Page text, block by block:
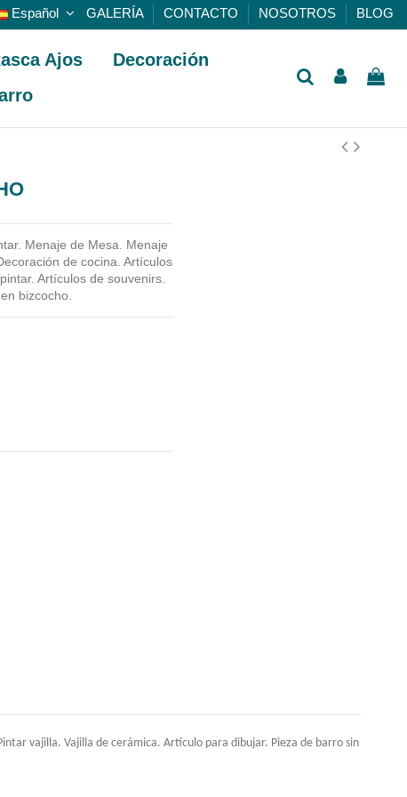
Español GALERÍA CONTACTO NOSOTROS BLOG
Ajos
Decoración
Menaje de Mesa. Menaje
de cocina. Artículos
Artículos de souvenirs.
bizcocho.
vajilla. Vajilla de cerámica. Artículo para dibujar. Pieza de barro sin